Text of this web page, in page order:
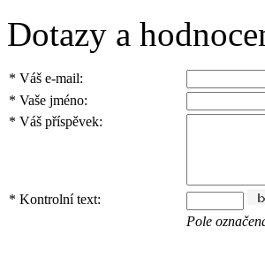
Dotazy a
* Váš e-mail:
* Vaše jméno:
* Váš příspěvek:
* Kontrolní text:
Pole